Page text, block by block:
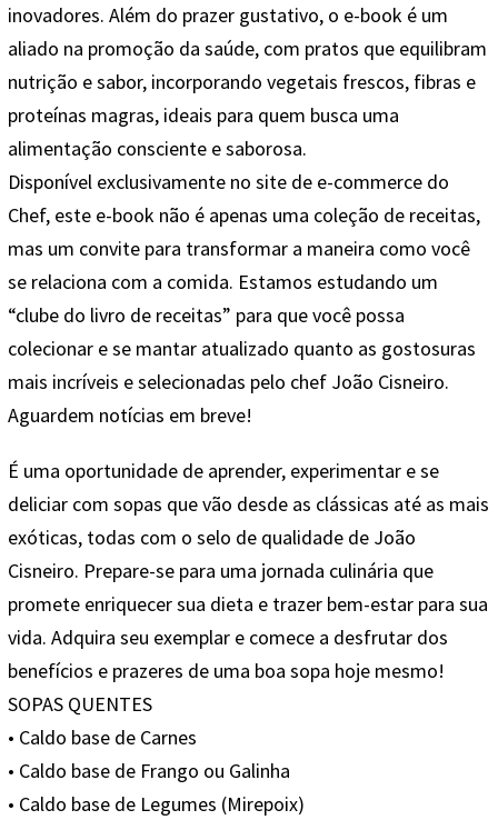
inovadores. Além do prazer gustativo, o e-book é um
aliado na promoção da saúde, com pratos que equilibram
nutrição e sabor, incorporando vegetais frescos, fibras e
proteínas magras, ideais para quem busca uma
alimentação consciente e saborosa.
Disponível exclusivamente no site de e-commerce do
Chef, este e-book não é apenas uma coleção de receitas,
mas um convite para transformar a maneira como você
se relaciona com a comida. Estamos estudando um
“clube do livro de receitas” para que você possa
colecionar e se mantar atualizado quanto as gostosuras
mais incríveis e selecionadas pelo chef João Cisneiro.
Aguardem notícias em breve!
É uma oportunidade de aprender, experimentar e se
deliciar com sopas que vão desde as clássicas até as mais
exóticas, todas com o selo de qualidade de João
Cisneiro. Prepare-se para uma jornada culinária que
promete enriquecer sua dieta e trazer bem-estar para sua
vida. Adquira seu exemplar e comece a desfrutar dos
benefícios e prazeres de uma boa sopa hoje mesmo!
SOPAS QUENTES
• Caldo base de Carnes
• Caldo base de Frango ou Galinha
• Caldo base de Legumes (Mirepoix)